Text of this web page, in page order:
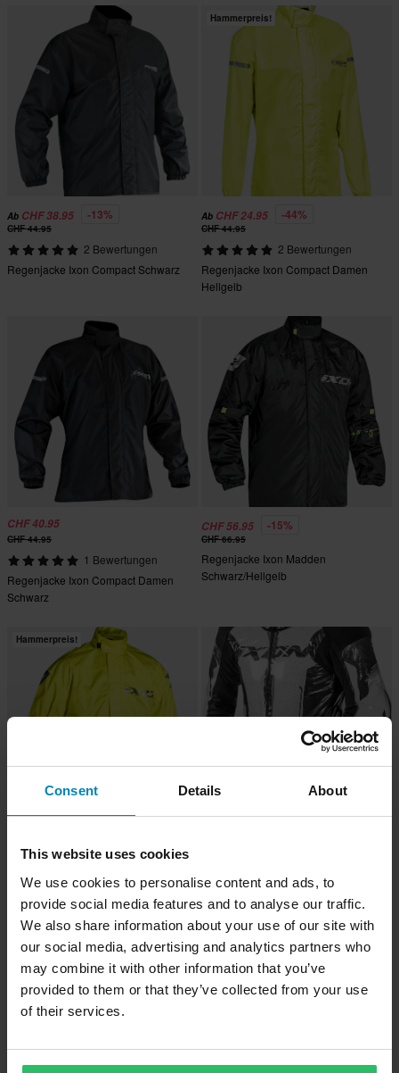
Consent Details About
This website uses cookies
We use cookies to personalise content and ads, to
provide social media features and to analyse our traffic.
We also share information about your use of our site with
our social media, advertising and analytics partners who
may combine it with other information that you’ve
provided to them or that they’ve collected from your use
of their services.
Ab CHF 38.95 -13%
CHF 44.95
2 Bewertungen
Regenjacke Ixon Compact Schwarz
Hammerpreis!
Ab CHF 24.95 -44%
CHF 44.95
2 Bewertungen
Regenjacke Ixon Compact Damen
Hellgelb
CHF 40.95
CHF 44.95
1 Bewertungen
Regenjacke Ixon Compact Damen
Schwarz
CHF 56.95 -15%
CHF 66.95
Regenjacke Ixon Madden
Schwarz/Hellgelb
Hammerpreis!
CHF 65.95
Regenjacke Ixon Madden
Hellgelb/Schwarz
Grau/Schwarz